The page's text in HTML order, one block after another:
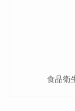
食品衛